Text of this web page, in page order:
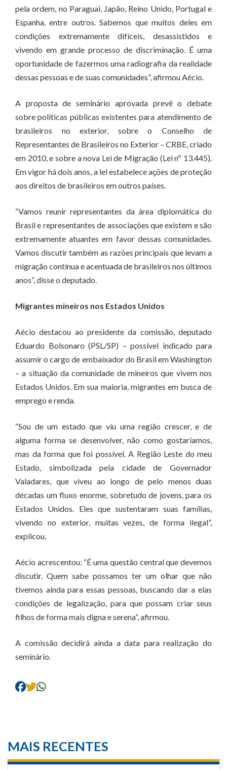
pela ordem, no Paraguai, Japão, Reino Unido, Portugal e
Espanha, entre outros. Sabemos que muitos deles em
condições extremamente difíceis, desassistidos e
vivendo em grande processo de discriminação. É uma
oportunidade de fazermos uma radiografia da realidade
dessas pessoas e de suas comunidades”, afirmou Aécio.
A proposta de seminário aprovada prevê o debate
sobre políticas públicas existentes para atendimento de
brasileiros no exterior, sobre o Conselho de
Representantes de Brasileiros no Exterior – CRBE, criado
em 2010, e sobre a nova Lei de Migração (Lei nº 13.445).
Em vigor há dois anos, a lei estabelece ações de proteção
aos direitos de brasileiros em outros países.
“Vamos reunir representantes da área diplomática do
Brasil e representantes de associações que existem e são
extremamente atuantes em favor dessas comunidades.
Vamos discutir também as razões principais que levam a
migração contínua e acentuada de brasileiros nos últimos
anos”, disse o deputado.
Migrantes mineiros nos Estados Unidos
Aécio destacou ao presidente da comissão, deputado
Eduardo Bolsonaro (PSL/SP) – possível indicado para
assumir o cargo de embaixador do Brasil em Washington
– a situação da comunidade de mineiros que vivem nos
Estados Unidos. Em sua maioria, migrantes em busca de
emprego e renda.
“Sou de um estado que viu uma região crescer, e de
alguma forma se desenvolver, não como gostaríamos,
mas da forma que foi possível. A Região Leste do meu
Estado, simbolizada pela cidade de Governador
Valadares, que viveu ao longo de pelo menos duas
décadas um fluxo enorme, sobretudo de jovens, para os
Estados Unidos. Eles que sustentaram suas famílias,
vivendo no exterior, muitas vezes, de forma ilegal”,
explicou.
Aécio acrescentou: “É uma questão central que devemos
discutir. Quem sabe possamos ter um olhar que não
tivemos ainda para essas pessoas, buscando dar a elas
condições de legalização, para que possam criar seus
filhos de forma mais digna e serena”, afirmou.
A comissão decidirá ainda a data para realização do
seminário.
MAIS RECENTES